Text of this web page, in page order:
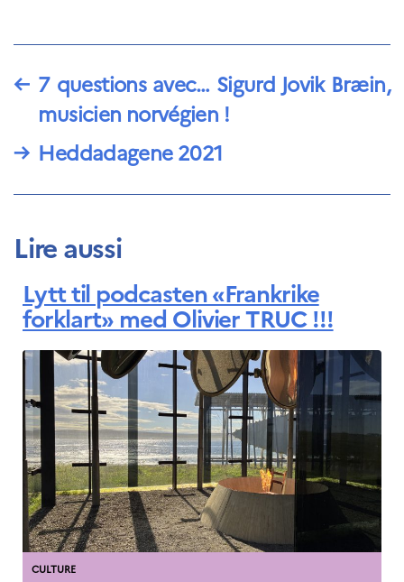
← 7 questions avec… Sigurd Jovik Bræin,
musicien norvégien !
→ Heddadagene 2021
Lire aussi
Lytt til podcasten «Frankrike
forklart» med Olivier TRUC !!!
CULTURE